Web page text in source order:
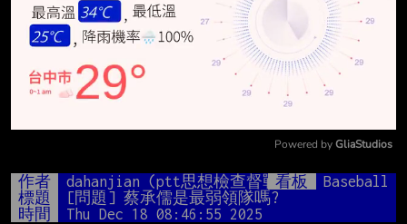
Mute
Powered by GliaStudios
作者 dahanjian (ptt思想檢查督戰隊長)
看板
Baseball
標題
[問題] 蔡承儒是最弱領隊嗎?
時間
Thu Dec 18 08:46:55 2025